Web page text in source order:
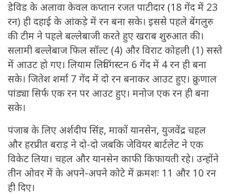
डेविड के अलावा केवल कप्तान रजत पाटीदार (18 गेंद में 23
रन) ही दहाई के आंकड़े में रन बना सके। इससे पहले बेंगलुरु
की टीम ने पहले बल्लेबाजी करते हुए खराब शुरुआत की।
सलामी बल्लेबाज फिल सॉल्ट (4) और विराट कोहली (1) सस्ते
में आउट हो गए। लियाम लिविंगस्टन 6 गेंद में 4 रन ही बना
सके। जितेश शर्मा 7 गेंद में दो रन बनाकर आउट हुए। क्रुणाल
पांड्या सिर्फ एक रन पर आउट हुए। मनोज एक रन ही बना
सके।
पंजाब के लिए अर्शदीप सिंह, माकों यानसेन, युजवेंद्र चहल
और हरप्रीत बराड़ ने दो-दो जबकि जेवियर बार्टलेट ने एक
विकेट लिया। चहल और यानसेन काफी किफायती रहे। उन्होंने
तीन ओवर में के अपने-अपने कोटे में क्रमशः 11 और 10 रन
ही दिए।